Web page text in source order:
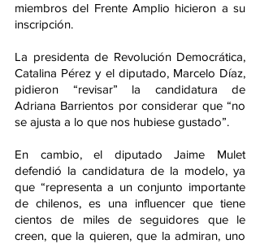
miembros del Frente Amplio hicieron a su
inscripción.
La presidenta de Revolución Democrática,
Catalina Pérez y el diputado, Marcelo Díaz,
pidieron “revisar” la candidatura de
Adriana Barrientos por considerar que “no
se ajusta a lo que nos hubiese gustado”.
En cambio, el diputado Jaime Mulet
defendió la candidatura de la modelo, ya
que “representa a un conjunto importante
de chilenos, es una influencer que tiene
cientos de miles de seguidores que le
creen, que la quieren, que la admiran, uno